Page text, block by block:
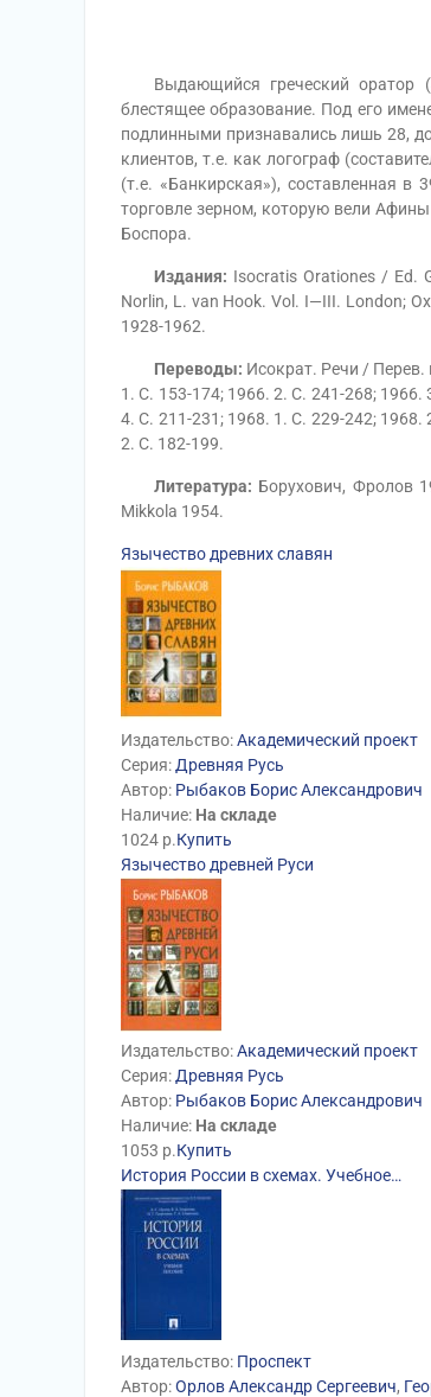
Выдающийся греческий оратор
блестящее образование. Под его
подлинными признавались лишь 28,
клиентов, т.е. как логограф
(т.е. «Банкирская»), составленная
торговле зерном, которую вели
Боспора.
Издания: Isocratis Orationes / Ed.
Norlin, L. van Hook. Vol. I—III. London;
1928-1962.
Переводы: Исократ. Речи /
1. С. 153-174; 1966. 2. С. 241-268;
4. С. 211-231; 1968. 1. С. 229-242;
2. С. 182-199.
Литература: Борухович, Фролов
Mikkola 1954.
Язычество древних славян
Издательство:Академический проект
Серия: Древняя Русь
Автор: Рыбаков Борис Александрович
Наличие: На складе
1024 р.Купить
Язычество древней Руси
Издательство:Академический проект
Серия: Древняя Русь
Автор: Рыбаков Борис Александрович
Наличие: На складе
1053 р.Купить
История России в схемах. Учебное…
Издательство: Проспект
Автор:Орлов Александр Сергеевич,